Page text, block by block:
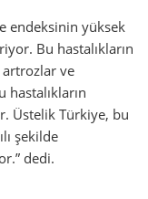
endeksinin yüksek
Bu hastalıkların
ve
Üstelik Türkiye, bu
şekilde
dedi.